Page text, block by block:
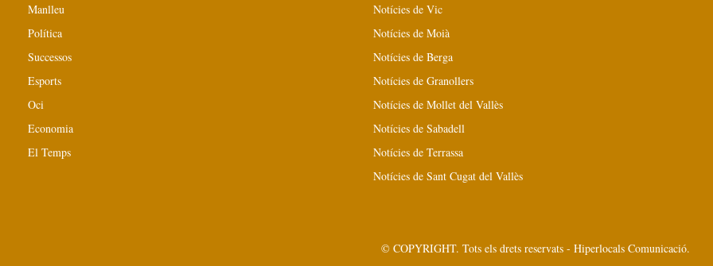
Manlleu
Política
Successos
Esports
Oci
Economia
El Temps
Notícies de Vic
Notícies de Moià
Notícies de Berga
Notícies de Granollers
Notícies de Mollet del Vallès
Notícies de Sabadell
Notícies de Terrassa
Notícies de Sant Cugat del Vallès
© COPYRIGHT. Tots els drets reservats - Hiperlocals Comunicació.